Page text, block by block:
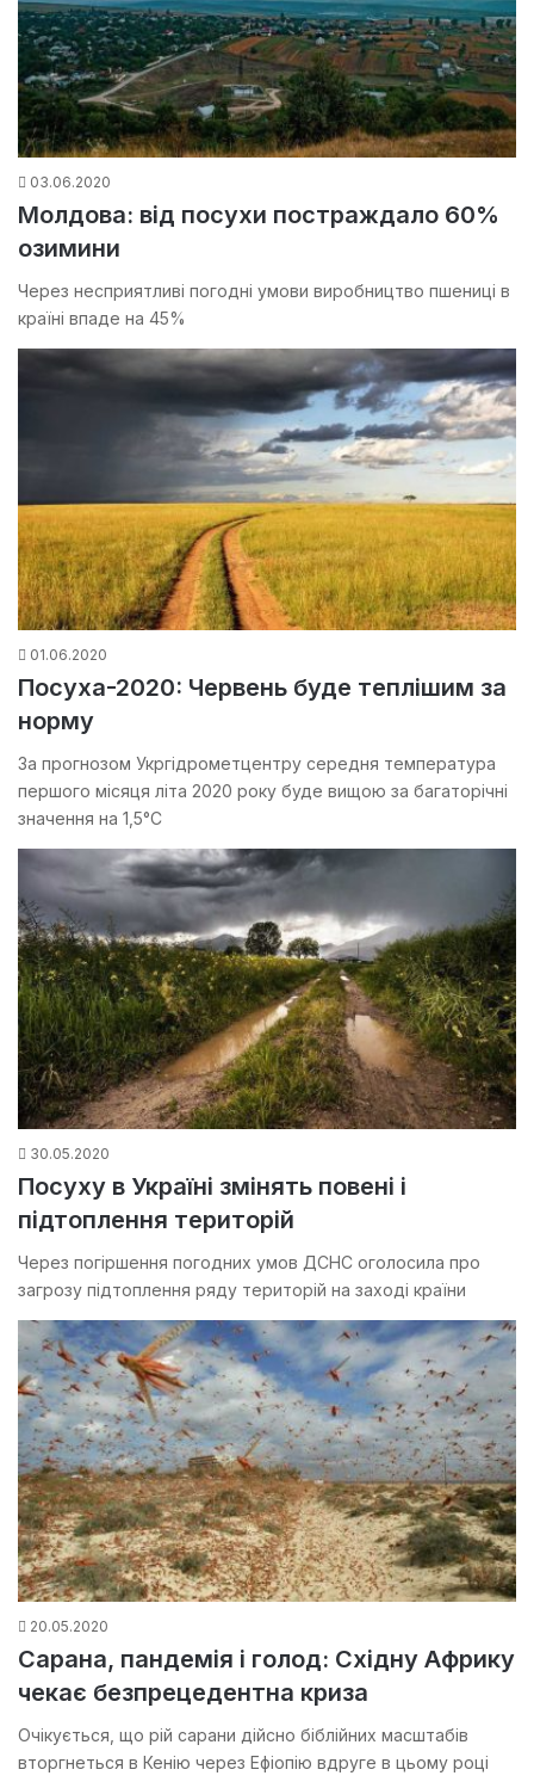
03.06.2020
Молдова: від посухи постраждало 60%
озимини
Через несприятливі погодні умови виробництво пшениці в
країні впаде на 45%
01.06.2020
Посуха-2020: Червень буде теплішим за
норму
За прогнозом Укргідрометцентру середня температура
першого місяця літа 2020 року буде вищою за багаторічні
значення на 1,5°С
30.05.2020
Посуху в Україні змінять повені і
підтоплення територій
Через погіршення погодних умов ДСНС оголосила про
загрозу підтоплення ряду територій на заході країни
20.05.2020
Сарана, пандемія і голод: Східну Африку
чекає безпрецедентна криза
Очікується, що рій сарани дійсно біблійних масштабів
вторгнеться в Кенію через Ефіопію вдруге в цьому році